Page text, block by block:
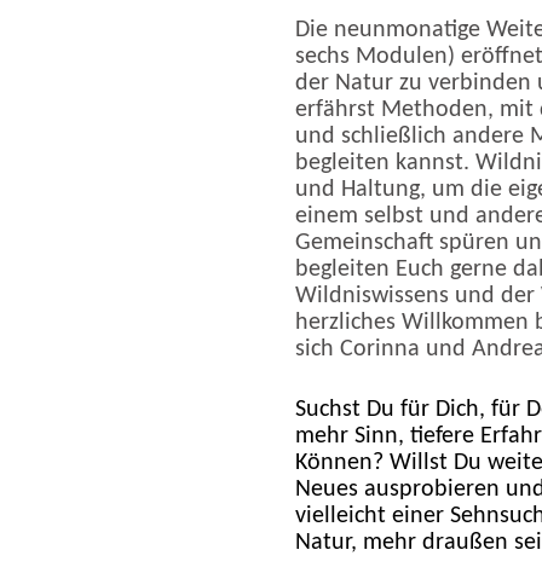
Die neunmonatige
sechs Modulen)
der Natur zu verbinden
erfährst Methoden, mit
und schließlich andere
begleiten kannst.
und Haltung, um die
einem selbst und
Gemeinschaft spüren
begleiten Euch gerne
Wildniswissens und
herzliches Willkommen
sich Corinna und
Suchst Du für Dich, für
mehr Sinn, tiefere
Können? Willst Du
Neues ausprobieren
vielleicht einer
Natur, mehr draußen